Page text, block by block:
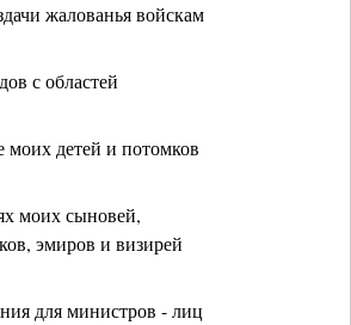
жалованья войскам
с областей
моих детей и потомков
моих сыновей,
эмиров и визирей
для министров - лиц